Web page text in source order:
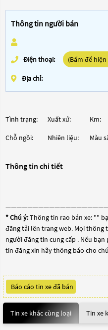
Thông tin người bán
Điện thoại: (Bấm để hiện
Địa chỉ:
Tình trạng: Xuất xứ: Km:
Chỗ ngồi: Nhiên liệu: Màu
Thông tin chi tiết
* Chú ý:Thông tin rao bán xe: ""
đăng tải lên trang web. Mọi
người đăng tin cung cấp . Nếu
tin đăng xin hãy thông báo cho
Báo cáo tin xe đã bán
Tin xe khác cùng loại Tin xe